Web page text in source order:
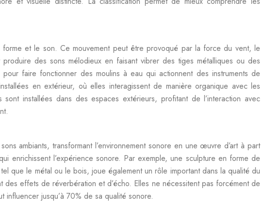
et le son. Ce mouvement peut être provoqué par la force du vent, le
des sons mélodieux en faisant vibrer des tiges métalliques ou des
faire fonctionner des moulins à eau qui actionnent des instruments de
en extérieur, où elles interagissent de manière organique avec les
installées dans des espaces extérieurs, profitant de l’interaction avec
ambiants, transformant l’environnement sonore en une œuvre d’art à part
enrichissent l’expérience sonore. Par exemple, une sculpture en forme de
que le métal ou le bois, joue également un rôle important dans la qualité du
effets de réverbération et d’écho. Elles ne nécessitent pas forcément de
influencer jusqu’à 70% de sa qualité sonore.